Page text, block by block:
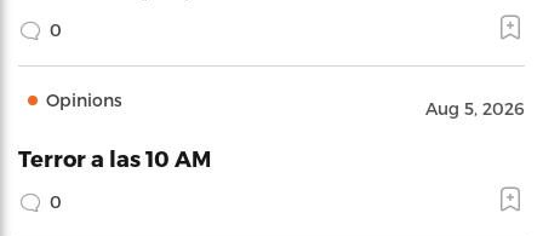
0
Opinions Aug 5, 2026
Terror a las 10 AM
0